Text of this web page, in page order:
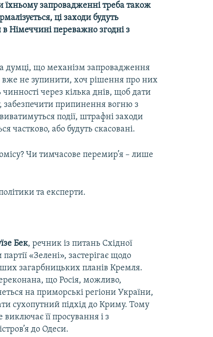
їхньому запровадженні треба також
ці заходи будуть
Німеччині переважно згодні з
думці, що механізм запровадження
вже не зупинити, хоч рішення про них
через кілька днів, щоб дати
забезпечити припинення вогню з
події, штрафні заходи
частково, або будуть скасовані.
Чи тимчасове перемир’я – лише
та експерти.
Бек, речник із питань Східної
«Зелені», застерігає щодо
загарбницьких планів Кремля.
що Росія, можливо,
на приморські регіони України,
сухопутний підхід до Криму. Тому
виключає її просування і з
до Одеси.